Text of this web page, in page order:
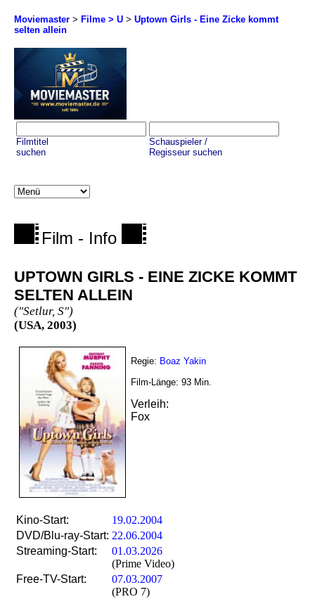
Moviemaster > Filme > U > Uptown Girls - Eine Zicke kommt
selten allein
Filmtitel
suchen
Schauspieler /
Regisseur suchen
Film - Info
UPTOWN GIRLS - EINE ZICKE KOMMT
SELTEN ALLEIN
("Setlur, S")
(USA, 2003)
Regie: Boaz Yakin
Film-Länge: 93 Min.
Verleih:
Fox
Kino-Start:
19.02.2004
DVD/Blu-ray-Start: 22.06.2004
Streaming-Start:
01.03.2026
(Prime Video)
Free-TV-Start:
07.03.2007
(PRO 7)